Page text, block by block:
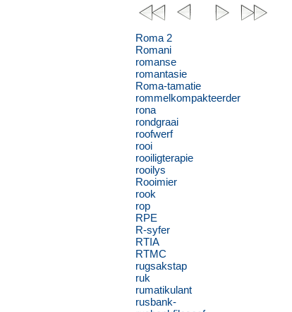
Roma 2
Romani
romanse
romantasie
Roma-tamatie
rommelkompakteerder
rona
rondgraai
roofwerf
rooi
rooiligterapie
rooilys
Rooimier
rook
rop
RPE
R-syfer
RTIA
RTMC
rugsakstap
ruk
rumatikulant
rusbank-